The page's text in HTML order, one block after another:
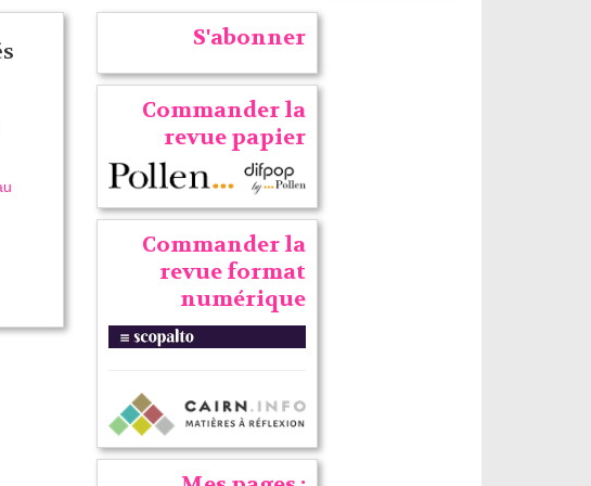
S'abonner
Commander la
revue papier
Commander la
revue format
numérique